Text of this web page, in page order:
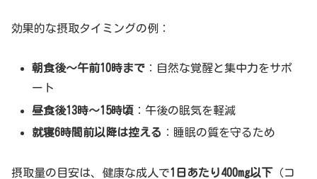
効果的な摂取タイミングの例：
朝食後〜午前10時まで ：自然な覚醒と集中力をサポ
ート
昼食後13時〜15時頃 ：午後の眠気を軽減
就寝6時間前以降は控える ：睡眠の質を守るため
摂取量の目安は、健康な成人で1日あたり400mg以下 （コ